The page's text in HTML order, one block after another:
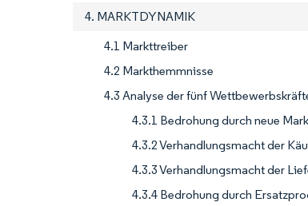
4. MARKTDYNAMIK
4.1 Markttreiber
4.2 Markthemmnisse
4.3 Analyse der fünf
4.3.1 Bedrohung durch neue
4.3.2 Verhandlungsmacht der
4.3.3 Verhandlungsmacht der
4.3.4 Bedrohung durch